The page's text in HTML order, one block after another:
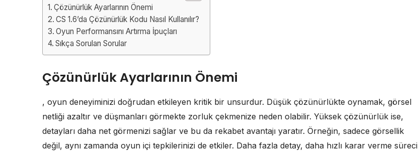
Çözünürlük Ayarlarının Önemi
CS 1.6’da Çözünürlük Kodu Nasıl Kullanılır?
Oyun Performansını Artırma İpuçları
Sıkça Sorulan Sorular
Çözünürlük Ayarlarının Önemi
, oyun deneyiminizi doğrudan etkileyen kritik bir unsurdur. Düşük çözünürlükte oynamak, görsel
netliği azaltır ve düşmanları görmekte zorluk çekmenize neden olabilir. Yüksek çözünürlük ise,
detayları daha net görmenizi sağlar ve bu da rekabet avantajı yaratır. Örneğin, sadece görsellik
değil, aynı zamanda oyun içi tepkilerinizi de etkiler. Daha fazla detay, daha hızlı karar verme süreci